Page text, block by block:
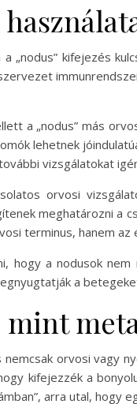
„nodus” kifejezés
a „nodus” más
lehetnek
vizsgálatokat
orvosi
meghatározni a
terminus, hanem
hogy a nodusok
a
mint
nemcsak orvosi vagy
kifejezzék a
arra utal, hogy